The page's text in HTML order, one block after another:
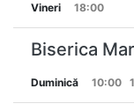
Vineri 18:00
Biserica
Duminică 10:00